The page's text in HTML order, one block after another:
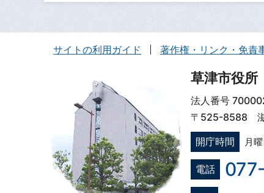
サイトの利用ガイド 著作権・リンク・免責
草津市役所
法人番号
〒525-8588 滋
開庁時間
月
電話